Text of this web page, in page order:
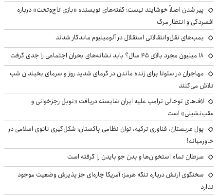
پیر شدن اصلاً خوشایند نیست؛ گفته‌های نویسنده «بازی تاج‌وتخت» درباره
افسردگی و انتظار مرگ
بمب‌های نقل‌وانتقالاتی استقلال در آلومینیوم ماندگار شدند
۱۸ میلیون مجرد بالای ۴۵ سال؟ باید نشانه‌های بحران اجتماعی را جدی گرفت
مهاجران در سئوتا برای زنده ماندن در گرمای شدید روز و سرمای یخبندان شب
تلاش می‌کنند
لاف‌های توخالی ترامپ علیه ایران شایسته دریافت «نوبل رجزخوانی و
عقب‌نشینی» است
پول عربستان، فناوری ترکیه، توان نظامی پاکستان؛ شکل‌گیری ناتوی اسلامی در
خاورمیانه!
سرطان تمام استخوان‌ها و بدن جو بایدن را گرفته است
سخنگوی ارتش درباره تنگه هرمز: آمریکا چاره‌ای جز پذیرش وضعیت موجود
ندارد